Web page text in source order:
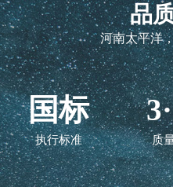
品
河南太平洋
国标
执行标准 质